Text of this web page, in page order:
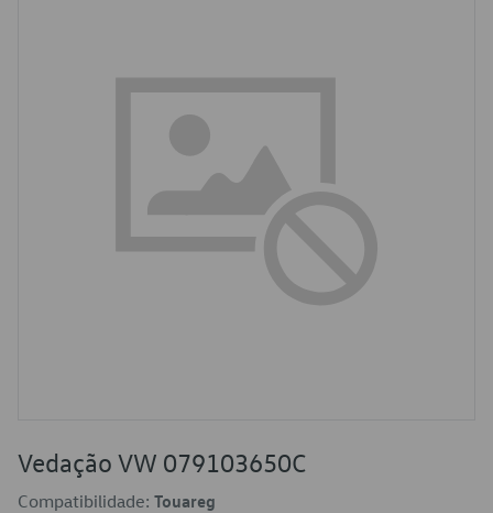
Vedação VW 079103650C
Compatibilidade: Touareg